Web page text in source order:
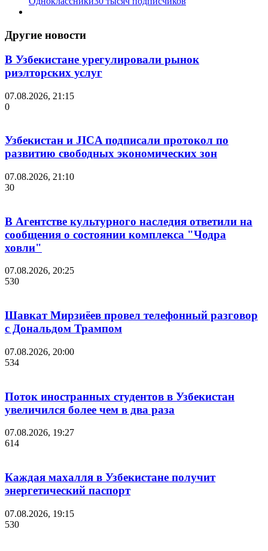
Другие новости
В Узбекистане урегулировали рынок
риэлторских услуг
07.08.2026, 21:15
0
Узбекистан и JICA подписали протокол по
развитию свободных экономических зон
07.08.2026, 21:10
30
В Агентстве культурного наследия ответили на
сообщения о состоянии комплекса "Чодра
ховли"
07.08.2026, 20:25
530
Шавкат Мирзиёев провел телефонный разговор
с Дональдом Трампом
07.08.2026, 20:00
534
Поток иностранных студентов в Узбекистан
увеличился более чем в два раза
07.08.2026, 19:27
614
Каждая махалля в Узбекистане получит
энергетический паспорт
07.08.2026, 19:15
530